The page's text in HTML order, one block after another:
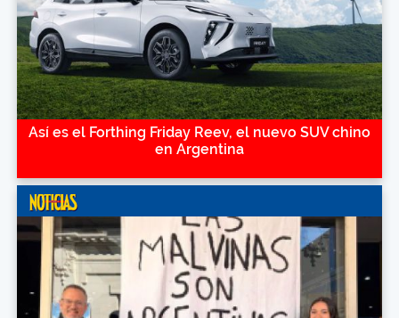
Así es el Forthing Friday Reev, el nuevo SUV chino
en Argentina